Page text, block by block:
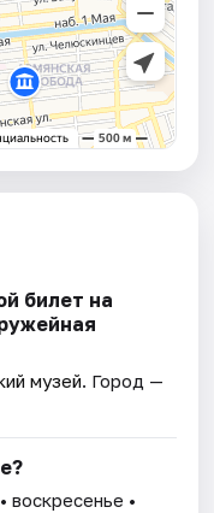
билет на
музей. Город —
• воскресенье •